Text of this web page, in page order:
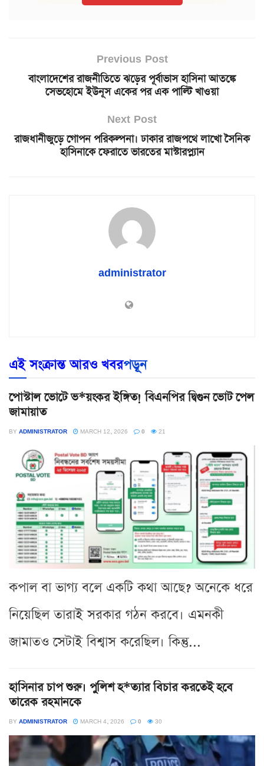
Previous Post
বাংলাদেশের রাজনীতিতে ঝড়ের পূর্বাভাস হাসিনা আতঙ্কে
সেভহোমে ইউনূস একের পর এক পাল্টি খাওয়া
Next Post
রাজধানীজুড়ে গোপন পরিকল্পনা। ঢাকার রাজপথে লাখো সৈনিক
হাসিনাকে ফেরাতে ভারতের মাস্টারপ্ল্যান
administrator
এই সংক্রান্ত আরও খবরপড়ূন
পোস্টাল ভোটে ভ*য়ংকর ইঙ্গিত! বিএনপির দ্বিগুন ভোট পেল
জামায়াত
BY ADMINISTRATOR MARCH 12, 2026 0 21
কপাল বা ভাগ্য বলে একটি কথা আছে? অনেকে ধরে
নিয়েছিল তারাই সরকার গঠন করবে। এমনকী
জামাতও সেটাই বিশ্বাস করেছিল। কিন্তু...
হাসিনার চাপ শুরু। পুলিশ হ*ত্যার বিচার করতেই হবে
তারেক রহমানকে
BY ADMINISTRATOR MARCH 4, 2026 0 30